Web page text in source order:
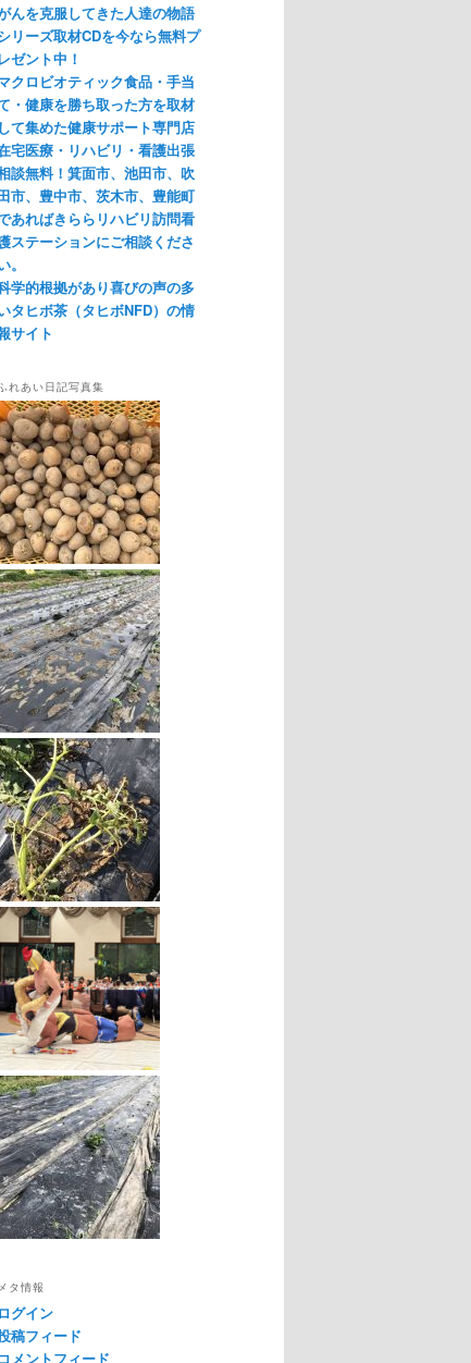
んを克服してきた人達の物語
リーズ取材CDを今なら無料プ
レゼント中！
クロビオティック食品・手当
・健康を勝ち取った方を取材
して集めた健康サポート専門店
宅医療・リハビリ・看護出張
談無料！箕面市、池田市、吹
市、豊中市、茨木市、豊能町
あればきららリハビリ訪問看
ステーションにご相談くださ
。
学的根拠があり喜びの声の多
タヒボ茶（タヒボNFD）の情
サイト
れあい日記写真集
タ情報
ログイン
稿フィード
コメントフィード